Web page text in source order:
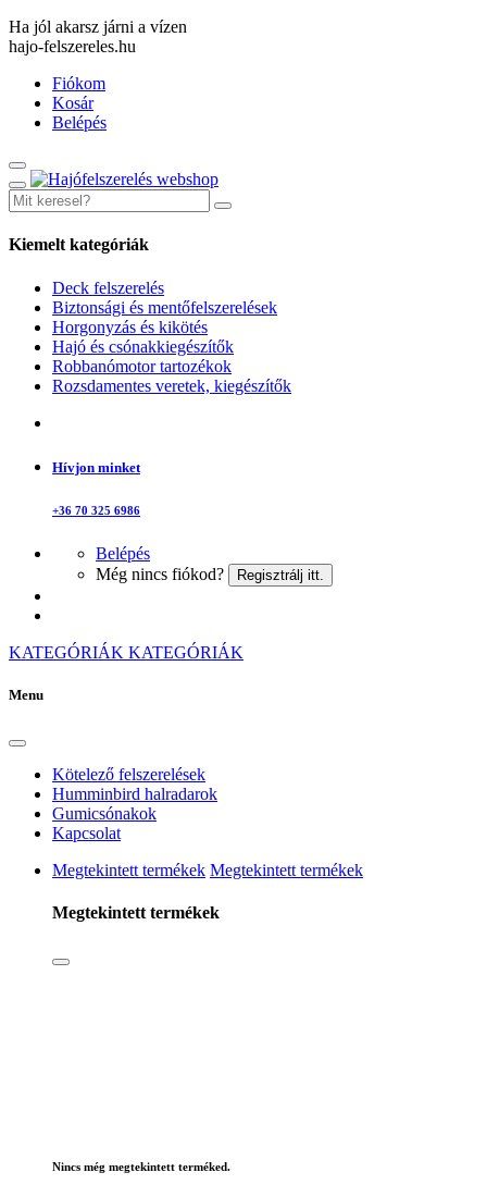
Ha jól akarsz járni a vízen
hajo-felszereles.hu
Fiókom
Kosár
Belépés
Kiemelt kategóriák
Deck felszerelés
Biztonsági és mentőfelszerelések
Horgonyzás és kikötés
Hajó és csónakkiegészítők
Robbanómotor tartozékok
Rozsdamentes veretek, kiegészítők
Hívjon minket
+36 70 325 6986
Belépés
Még nincs fiókod?
Regisztrálj itt.
KATEGÓRIÁK KATEGÓRIÁK
Menu
Kötelező felszerelések
Humminbird halradarok
Gumicsónakok
Kapcsolat
Megtekintett termékek Megtekintett termékek
Megtekintett termékek
Nincs még megtekintett terméked.